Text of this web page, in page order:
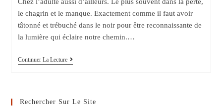
le chagrin et le manque. Exactement comme il faut avoir
tâtonné et trébuché dans le noir pour être reconnaissante de
la lumière qui éclaire notre chemin.…
Continuer La LectureCultiver
Rechercher Sur Le Site